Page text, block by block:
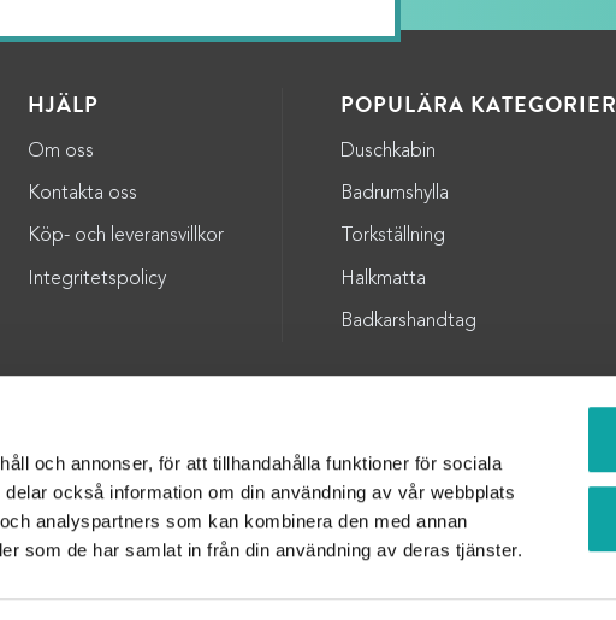
och annonser, för att tillhandahålla funktioner för sociala
också information om din användning av vår webbplats
analyspartners som kan kombinera den med annan
som de har samlat in från din användning av deras tjänster.
HJÄLP
Om oss
Kontakta oss
Köp- och leveransvillkor
Integritetspolicy
POPULÄRA KATEGORIER
Duschkabin
Badrumshylla
Torkställning
Halkmatta
Badkarshandtag
- Badmiljö AB - Alla rättigheter är reserverade.